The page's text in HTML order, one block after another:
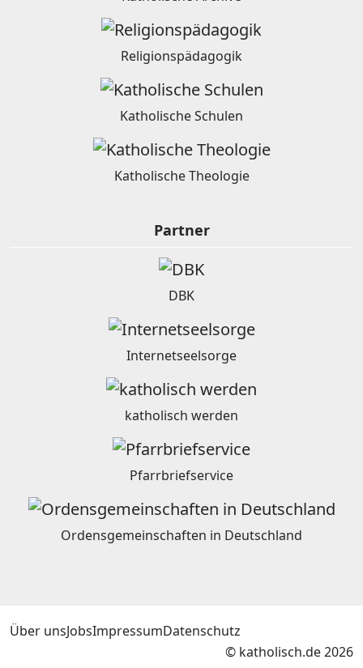
Religionspädagogik
Katholische Schulen
Katholische Theologie
Partner
DBK
Internetseelsorge
katholisch werden
Pfarrbriefservice
Ordensgemeinschaften in Deutschland
Über unsJobsImpressumDatenschutz
© katholisch.de 2026